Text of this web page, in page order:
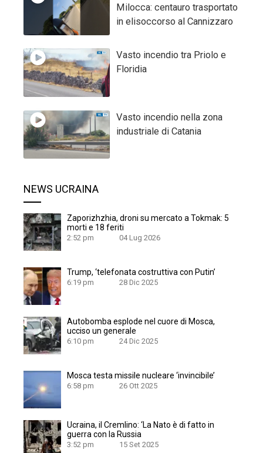
Milocca: centauro trasportato
in elisoccorso al Cannizzaro
Vasto incendio tra Priolo e
Floridia
Vasto incendio nella zona
industriale di Catania
NEWS UCRAINA
Zaporizhzhia, droni su mercato a Tokmak: 5
morti e 18 feriti
2:52 pm 04 Lug 2026
Trump, ‘telefonata costruttiva con Putin’
6:19 pm 28 Dic 2025
Autobomba esplode nel cuore di Mosca,
ucciso un generale
6:10 pm 24 Dic 2025
Mosca testa missile nucleare ‘invincibile’
6:58 pm 26 Ott 2025
Ucraina, il Cremlino: ‘La Nato è di fatto in
guerra con la Russia
3:52 pm 15 Set 2025